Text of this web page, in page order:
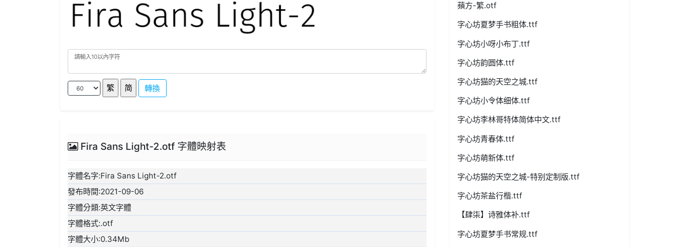
轉換
Fira Sans Light-2.otf 字體映射表
字體名字:Fira Sans Light-2.otf
發布時間:2021-09-06
字體分類:英文字體
字體格式:.otf
字體大小:0.34Mb
蘋方-繁.otf
字心坊夏梦手书粗体.ttf
字心坊小呀小布丁.ttf
字心坊韵圆体.ttf
字心坊猫的天空之城.ttf
字心坊小令体细体.ttf
字心坊李林哥特体简体中文.ttf
字心坊青春体.ttf
字心坊萌新体.ttf
字心坊猫的天空之城-特别定制版.ttf
字心坊茶盐行楷.ttf
【肆柒】诗雅体补.ttf
字心坊夏梦手书常规.ttf